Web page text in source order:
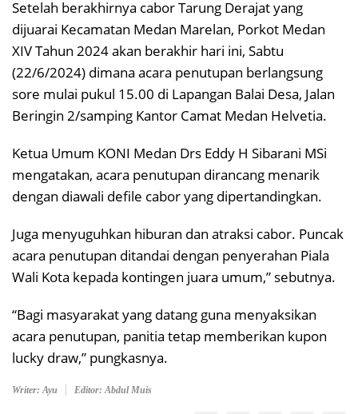
Setelah berakhirnya cabor Tarung Derajat yang
dijuarai Kecamatan Medan Marelan, Porkot Medan
XIV Tahun 2024 akan berakhir hari ini, Sabtu
(22/6/2024) dimana acara penutupan berlangsung
sore mulai pukul 15.00 di Lapangan Balai Desa, Jalan
Beringin 2/samping Kantor Camat Medan Helvetia.
Ketua Umum KONI Medan Drs Eddy H Sibarani MSi
mengatakan, acara penutupan dirancang menarik
dengan diawali defile cabor yang dipertandingkan.
Juga menyuguhkan hiburan dan atraksi cabor. Puncak
acara penutupan ditandai dengan penyerahan Piala
Wali Kota kepada kontingen juara umum,” sebutnya.
“Bagi masyarakat yang datang guna menyaksikan
acara penutupan, panitia tetap memberikan kupon
lucky draw,” pungkasnya.
Writer: Ayu Editor: Abdul Muis